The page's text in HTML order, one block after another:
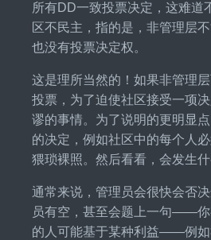
所有DD一致投票决定，这难道
区不民主，指的是，非管理层
也没有投票决定权。
这是理所当然的！如果非管理
投票，为了迫使社区接受一项
谬的事情。为了说明的更明显
的决定，例如社区中的每个人
猥琐裸照。然后看看，会发生什
通常来说，管理员会很快会否
员有空，甚至会题上一句——你
的人可能基于某种利益——例如